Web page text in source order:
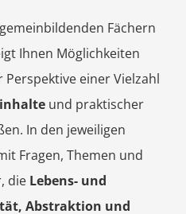
Fächern
Ihnen Möglichkeiten
einer Vielzahl
und praktischer
In den jeweiligen
Fragen, Themen und
die Lebens- und
Abstraktion und